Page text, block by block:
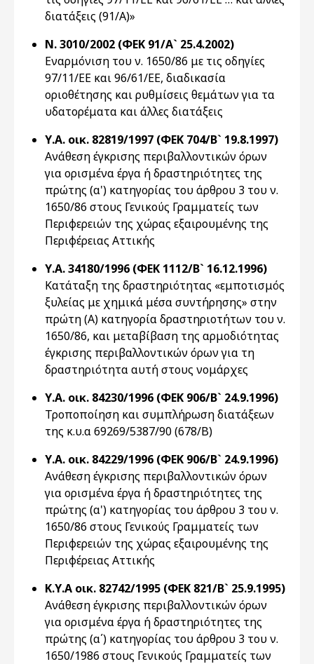
διατάξεις (91/Α)»
Ν. 3010/2002 (ΦΕΚ 91/Α` 25.4.2002)
Εναρμόνιση του ν. 1650/86 με τις οδηγίες
97/11/ΕΕ και 96/61/ΕΕ, διαδικασία
οριοθέτησης και ρυθμίσεις θεμάτων για τα
υδατορέματα και άλλες διατάξεις
Υ.Α. οικ. 82819/1997 (ΦΕΚ 704/Β` 19.8.1997)
Ανάθεση έγκρισης περιβαλλοντικών όρων
για ορισμένα έργα ή δραστηριότητες της
πρώτης (α') κατηγορίας του άρθρου 3 του ν.
1650/86 στους Γενικούς Γραμματείς των
Περιφερειών της χώρας εξαιρουμένης της
Περιφέρειας Αττικής
Υ.Α. 34180/1996 (ΦΕΚ 1112/Β` 16.12.1996)
Κατάταξη της δραστηριότητας «εμποτισμός
ξυλείας με χημικά μέσα συντήρησης» στην
πρώτη (Α) κατηγορία δραστηριοτήτων του ν.
1650/86, και μεταβίβαση της αρμοδιότητας
έγκρισης περιβαλλοντικών όρων για τη
δραστηριότητα αυτή στους νομάρχες
Υ.Α. οικ. 84230/1996 (ΦΕΚ 906/Β` 24.9.1996)
Τροποποίηση και συμπλήρωση διατάξεων
της κ.υ.α 69269/5387/90 (678/Β)
Υ.Α. οικ. 84229/1996 (ΦΕΚ 906/Β` 24.9.1996)
Ανάθεση έγκρισης περιβαλλοντικών όρων
για ορισμένα έργα ή δραστηριότητες της
πρώτης (α') κατηγορίας του άρθρου 3 του ν.
1650/86 στους Γενικούς Γραμματείς των
Περιφερειών της χώρας εξαιρουμένης της
Περιφέρειας Αττικής
Κ.Υ.Α οικ. 82742/1995 (ΦΕΚ 821/Β` 25.9.1995)
Ανάθεση έγκρισης περιβαλλοντικών όρων
για ορισμένα έργα ή δραστηριότητες της
πρώτης (α΄) κατηγορίας του άρθρου 3 του ν.
1650/1986 στους Γενικούς Γραμματείς των